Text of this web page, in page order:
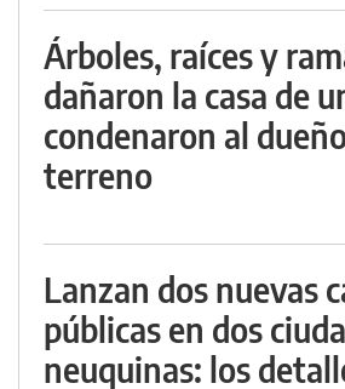
Árboles, raíces y
dañaron la casa de
condenaron al
terreno
Lanzan dos nuevas
públicas en dos
neuquinas: los